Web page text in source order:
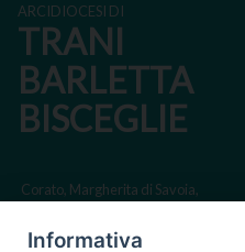
ARCIDIOCESI DI
TRANI
BARLETTA
BISCEGLIE
Corato, Margherita di Savoia,
Informativa